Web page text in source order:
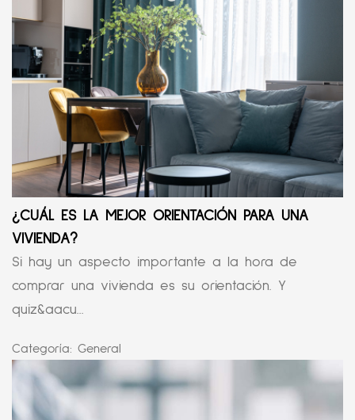
¿CUÁL ES LA MEJOR ORIENTACIÓN PARA UNA
VIVIENDA?
Si hay un aspecto importante a la hora de
comprar una vivienda es su orientación. Y
quiz&aacu...
Categoría: General